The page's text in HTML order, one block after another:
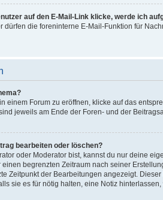
auf den E-Mail-Link klicke, werde ich
dürfen die foreninterne E-Mail-Funktion für
einem Forum zu eröffnen, klicke auf das
jeweils am Ende der Foren- und der
bearbeiten oder löschen?
oder Moderator bist, kannst du nur deine
begrenzten Zeitraum nach seiner
Zeitpunkt der Bearbeitungen angezeigt.
sie es für nötig halten, eine Notiz